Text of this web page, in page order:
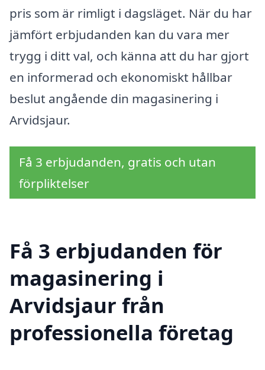
pris som är rimligt i dagsläget. När du har
jämfört erbjudanden kan du vara mer
trygg i ditt val, och känna att du har gjort
en informerad och ekonomiskt hållbar
beslut angående din magasinering i
Arvidsjaur.
Få 3 erbjudanden, gratis och utan
förpliktelser
Få 3 erbjudanden för
magasinering i
Arvidsjaur från
professionella företag